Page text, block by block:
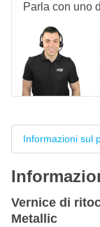
Parla con uno
Informazioni sul
Vernice di
Metallic